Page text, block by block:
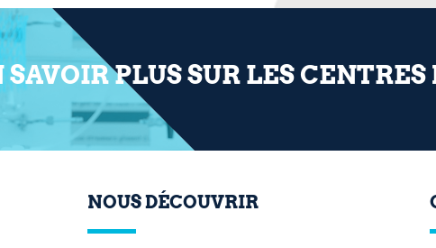
SAVOIR PLUS SUR LES
NOUS DÉCOUVRIR